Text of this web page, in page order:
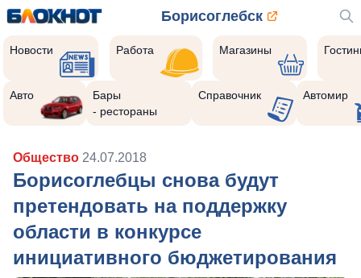
Борисоглебск
Новости Работа Магазины
Авто
Бары
- рестораны
Справочник Автомир
Общество 24.07.2018
Борисоглебцы снова будут
претендовать на поддержку
области в конкурсе
инициативного бюджетирования